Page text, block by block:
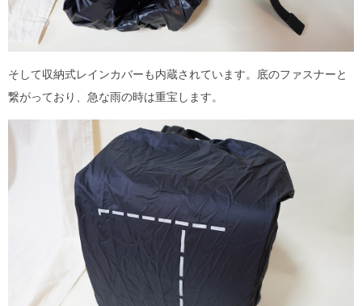
そして収納式レインカバーも内蔵されています。底のファスナーと
繋がっており、急な雨の時は重宝します。